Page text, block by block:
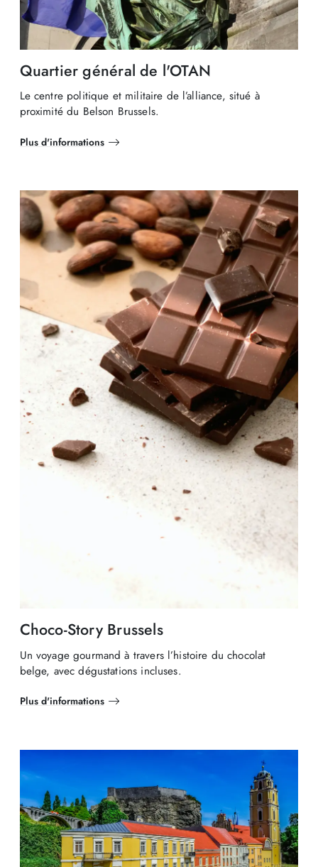
Quartier général de l'OTAN
Le centre politique et militaire de l’alliance, situé à
proximité du Belson Brussels.
Plus d'informations
Choco-Story Brussels
Un voyage gourmand à travers l’histoire du chocolat
belge, avec dégustations incluses.
Plus d'informations